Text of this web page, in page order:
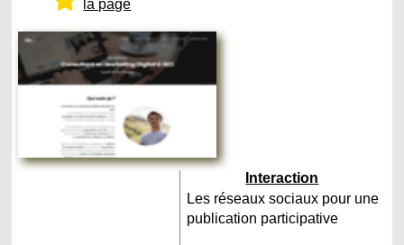
la page
Interaction
Les réseaux sociaux pour une
publication participative